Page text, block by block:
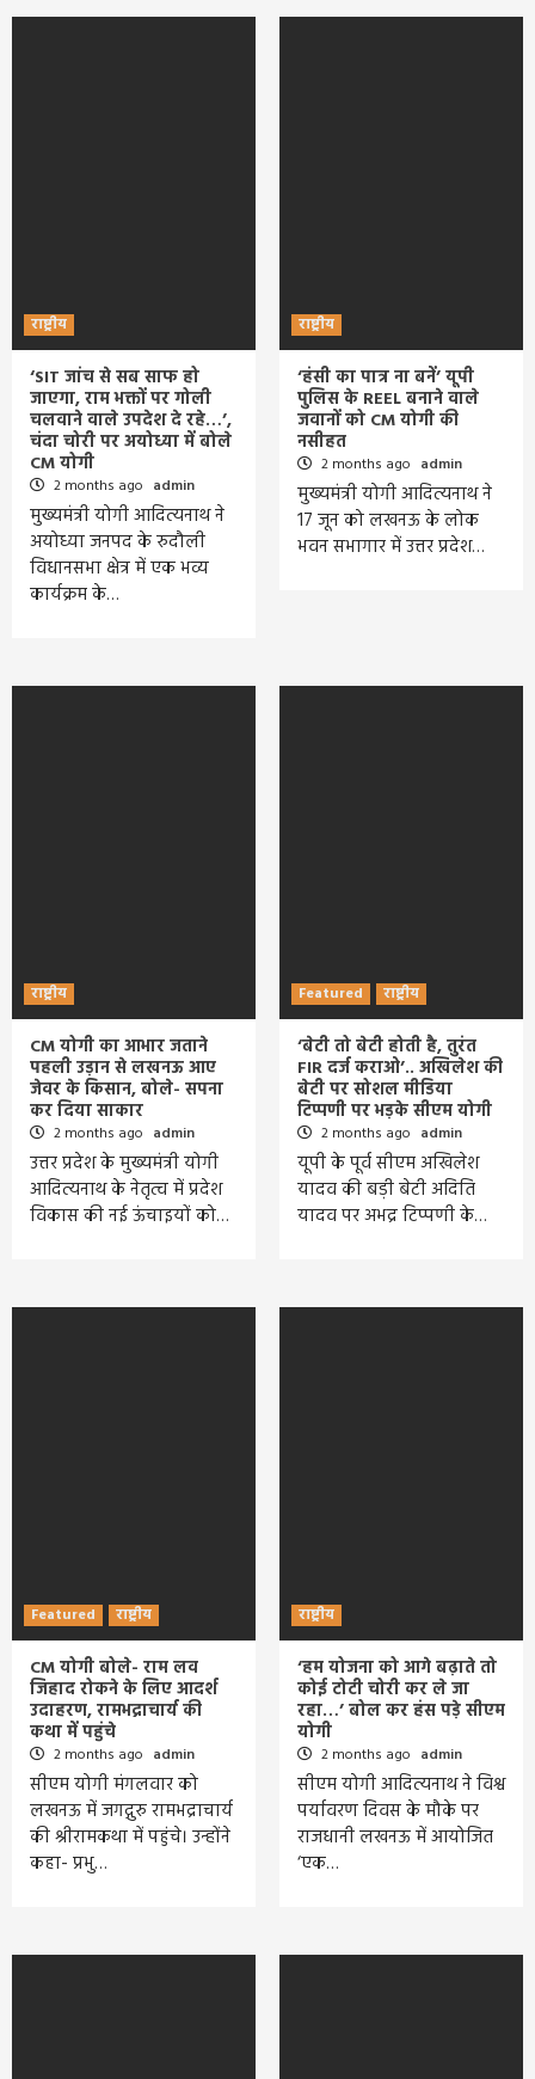
राष्ट्रीय
‘SIT जांच से सब साफ हो
जाएगा, राम भक्तों पर गोली
चलवाने वाले उपदेश दे रहे…’,
चंदा चोरी पर अयोध्या में बोले
CM योगी
2 months ago admin
मुख्यमंत्री योगी आदित्यनाथ ने
अयोध्या जनपद के रुदौली
विधानसभा क्षेत्र में एक भव्य
कार्यक्रम के…
राष्ट्रीय
‘हंसी का पात्र ना बनें’ यूपी
पुलिस के REEL बनाने वाले
जवानों को CM योगी की
नसीहत
2 months ago admin
मुख्यमंत्री योगी आदित्यनाथ ने
17 जून को लखनऊ के लोक
भवन सभागार में उत्तर प्रदेश…
राष्ट्रीय
CM योगी का आभार जताने
पहली उड़ान से लखनऊ आए
जेवर के किसान, बोले- सपना
कर दिया साकार
2 months ago admin
उत्तर प्रदेश के मुख्यमंत्री योगी
आदित्यनाथ के नेतृत्व में प्रदेश
विकास की नई ऊंचाइयों को…
Featured राष्ट्रीय
‘बेटी तो बेटी होती है, तुरंत
FIR दर्ज कराओ’.. अखिलेश की
बेटी पर सोशल मीडिया
टिप्पणी पर भड़के सीएम योगी
2 months ago admin
यूपी के पूर्व सीएम अखिलेश
यादव की बड़ी बेटी अदिति
यादव पर अभद्र टिप्पणी के…
Featured राष्ट्रीय
CM योगी बोले- राम लव
जिहाद रोकने के लिए आदर्श
उदाहरण, रामभद्राचार्य की
कथा में पहुंचे
2 months ago admin
सीएम योगी मंगलवार को
लखनऊ में जगद्गुरु रामभद्राचार्य
की श्रीरामकथा में पहुंचे। उन्होंने
कहा- प्रभु…
राष्ट्रीय
‘हम योजना को आगे बढ़ाते तो
कोई टोटी चोरी कर ले जा
रहा…’ बोल कर हंस पड़े सीएम
योगी
2 months ago admin
सीएम योगी आदित्यनाथ ने विश्व
पर्यावरण दिवस के मौके पर
राजधानी लखनऊ में आयोजित
‘एक…